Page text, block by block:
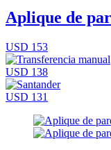
Aplique de
USD 153
USD 138
USD 131